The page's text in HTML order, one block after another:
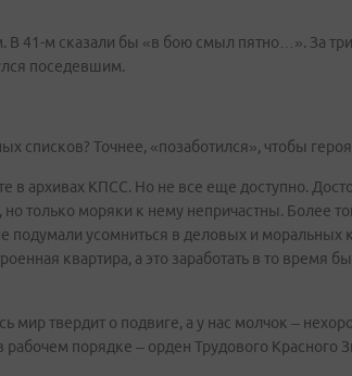
В 41-м сказали бы «в бою смыл пятно…». За
поседевшим.
списков? Точнее, «позаботился», чтобы
в архивах КПСС. Но не все еще доступно.
только моряки к нему непричастны. Более
подумали усомниться в деловых и моральных
квартира, а это заработать в то время
мир твердит о подвиге, а у нас молчок –
рабочем порядке – орден Трудового Красного